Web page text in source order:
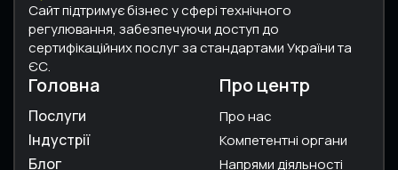
Сайт підтримує бізнес у сфері технічного
регулювання, забезпечуючи доступ до
сертифікаційних послуг за стандартами України та
ЄС.
Головна
Послуги
Індустрії
Блог
Про центр
Про нас
Компетентні органи
Напрями діяльності